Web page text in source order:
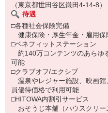
（東京都世田谷区鎌田4-14-8）
待遇
□各種社会保険完備
健康保険・厚生年金・雇用保
□ベネフィットステーション
約140万コンテンツのあらゆ
可能
□クラブオフ/エクシブ
温泉やレジャー施設、映画館
員優待価格で利用可能
□HITOWA内割引サービス
おそうじ本舗（ハウスクリー